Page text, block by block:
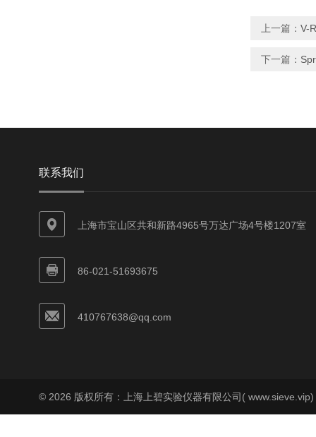
上一篇： V-
下一篇：
联系我们
上海市宝山区共和新路4965号万达广场4号楼1207室
86-021-51693675
410767638@qq.com
© 2026 版权所有：上海上碧实验仪器有限公司(